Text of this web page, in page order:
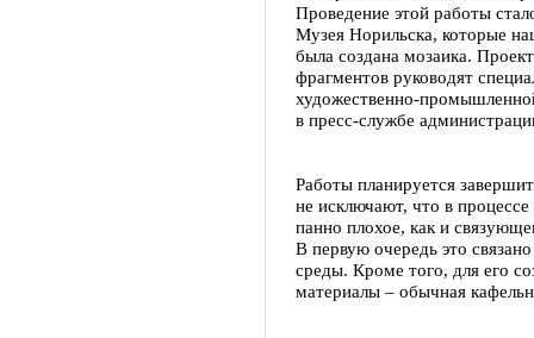
Проведение этой работы
Музея Норильска, которые
была создана мозаика.
фрагментов руководят
художественно-
в пресс-службе
Работы планируется
не исключают, что в
панно плохое, как и
В первую очередь это
среды. Кроме того, для его
материалы – обычная